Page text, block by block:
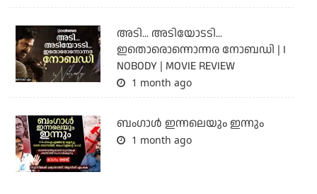
അടി... അടിയോടടി...
ഇതൊരൊന്നൊന്നര നോബഡി | I
NOBODY | MOVIE REVIEW
1 month ago
ബംഗാള്‍ ഇന്നലെയും ഇന്നും
1 month ago